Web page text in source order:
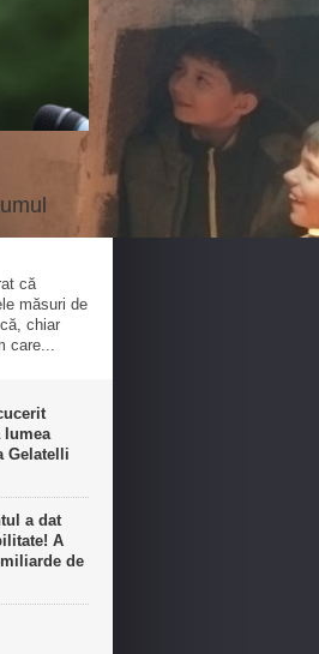
că
măsuri de
chiar
care...
lumea
Gelatelli
a dat
A
de